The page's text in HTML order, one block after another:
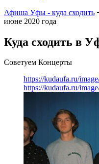
Афиша Уфы - куда сходить
июне 2020 года
Куда сходить в
Советуем Концерты
https://kudaufa.ru/
https://kudaufa.ru/